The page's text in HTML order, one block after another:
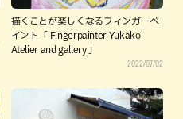
描くことが楽しくなるフィンガーペ
イント「 Fingerpainter Yukako
Atelier and gallery 」
2022/07/02